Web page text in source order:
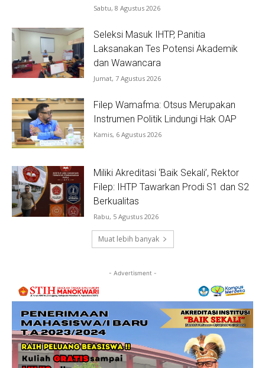
Sabtu, 8 Agustus 2026
Seleksi Masuk IHTP, Panitia
Laksanakan Tes Potensi Akademik
dan Wawancara
Jumat, 7 Agustus 2026
Filep Wamafma: Otsus Merupakan
Instrumen Politik Lindungi Hak OAP
Kamis, 6 Agustus 2026
Miliki Akreditasi ‘Baik Sekali’, Rektor
Filep: IHTP Tawarkan Prodi S1 dan S2
Berkualitas
Rabu, 5 Agustus 2026
Muat lebih banyak
- Advertisment -